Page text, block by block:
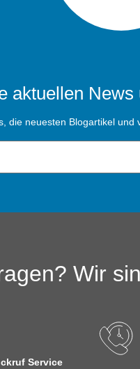
aktuellen News
die neuesten Blogartikel
Wir
Service